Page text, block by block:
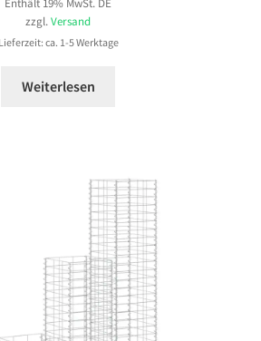
zzgl. Versand
Lieferzeit: ca. 1-5 Werktage
Weiterlesen